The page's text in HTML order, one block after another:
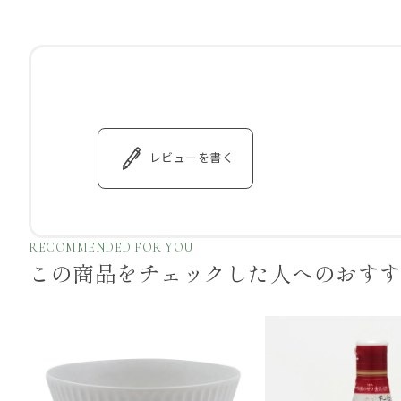
レビューを書く
RECOMMENDED FOR YOU
この商品をチェックした 人へのおす